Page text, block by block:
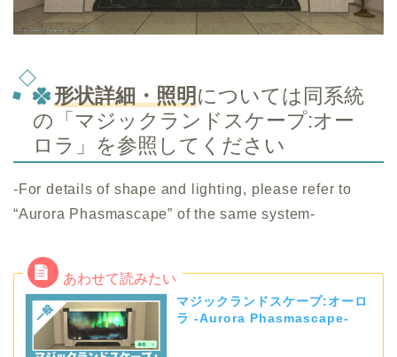
形状詳細・照明 については同系統
の「マジックランドスケープ:オー
ロラ」を参照してください
-For details of shape and lighting, please refer to
“Aurora Phasmascape” of the same system-
マジックランドスケープ:オーロ
ラ -Aurora Phasmascape-